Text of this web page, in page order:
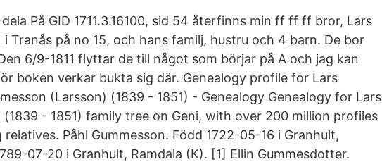
På GID 1711.3.16100, sid 54 återfinns min ff ff ff bror, Lars
i Tranås på no 15, och hans familj, hustru och 4 barn. De bor
6/9-1811 flyttar de till något som börjar på A och jag kan
boken verkar bukta sig där. Genealogy profile for Lars
(Larsson) (1839 - 1851) - Genealogy Genealogy for Lars
(1839 - 1851) family tree on Geni, with over 200 million profiles
Påhl Gummesson. Född 1722-05-16 i Granhult,
07-20 i Granhult, Ramdala (K). [1] Ellin Gummesdotter.